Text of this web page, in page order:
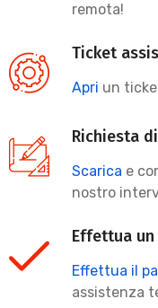
remota!
Ticket
Apri un
Richiesta
Scarica e
nostro
Effettua
Effettua il
assistenza